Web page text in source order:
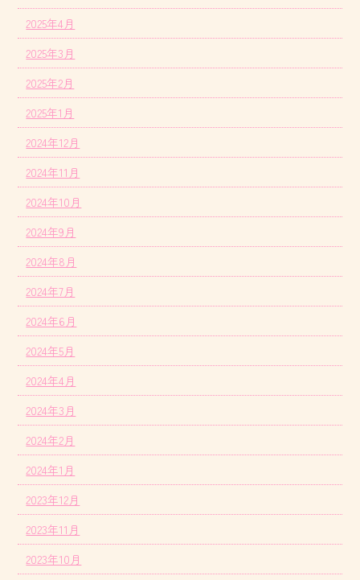
2025年4月
2025年3月
2025年2月
2025年1月
2024年12月
2024年11月
2024年10月
2024年9月
2024年8月
2024年7月
2024年6月
2024年5月
2024年4月
2024年3月
2024年2月
2024年1月
2023年12月
2023年11月
2023年10月